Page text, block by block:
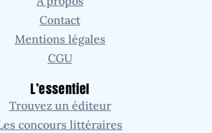
Contact
Mentions légales
CGU
L’essentiel
Trouvez un éditeur
concours littéraires